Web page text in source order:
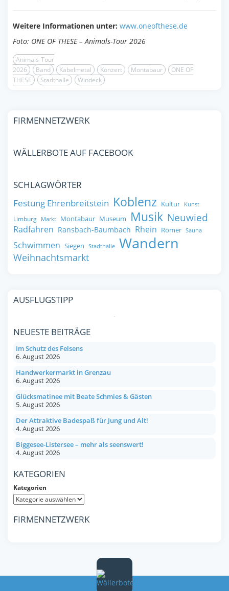
Weitere Informationen unter: www.oneofthese.de
Foto: ONE OF THESE – Animals-Tour 2026
Animals-Tour
2026
Band Kabelmetal Konzert Montabaur
ONE OF
THESE
Stadthalle Windeck
FIRMENNETZWERK
WÄLLERBOTE AUF FACEBOOK
SCHLAGWÖRTER
Festung Ehrenbreitstein Koblenz Kultur Kunst
Limburg Markt Montabaur Museum Musik Neuwied
Radfahren Ransbach-Baumbach Rhein Römer Sauna
Schwimmen Siegen Stadthalle Wandern
Weihnachtsmarkt
AUSFLUGSTIPP
NEUESTE BEITRÄGE
Im Schutz des Felsens
6. August 2026
Handwerkermarkt in Grenzau
6. August 2026
Glücksmatinee mit Beate Schmies & Gästen
5. August 2026
Der Attraktive Badespaß für Jung und Alt!
4. August 2026
Biggesee-Listersee – mehr als seenswert!
4. August 2026
KATEGORIEN
Kategorien
FIRMENNETZWERK